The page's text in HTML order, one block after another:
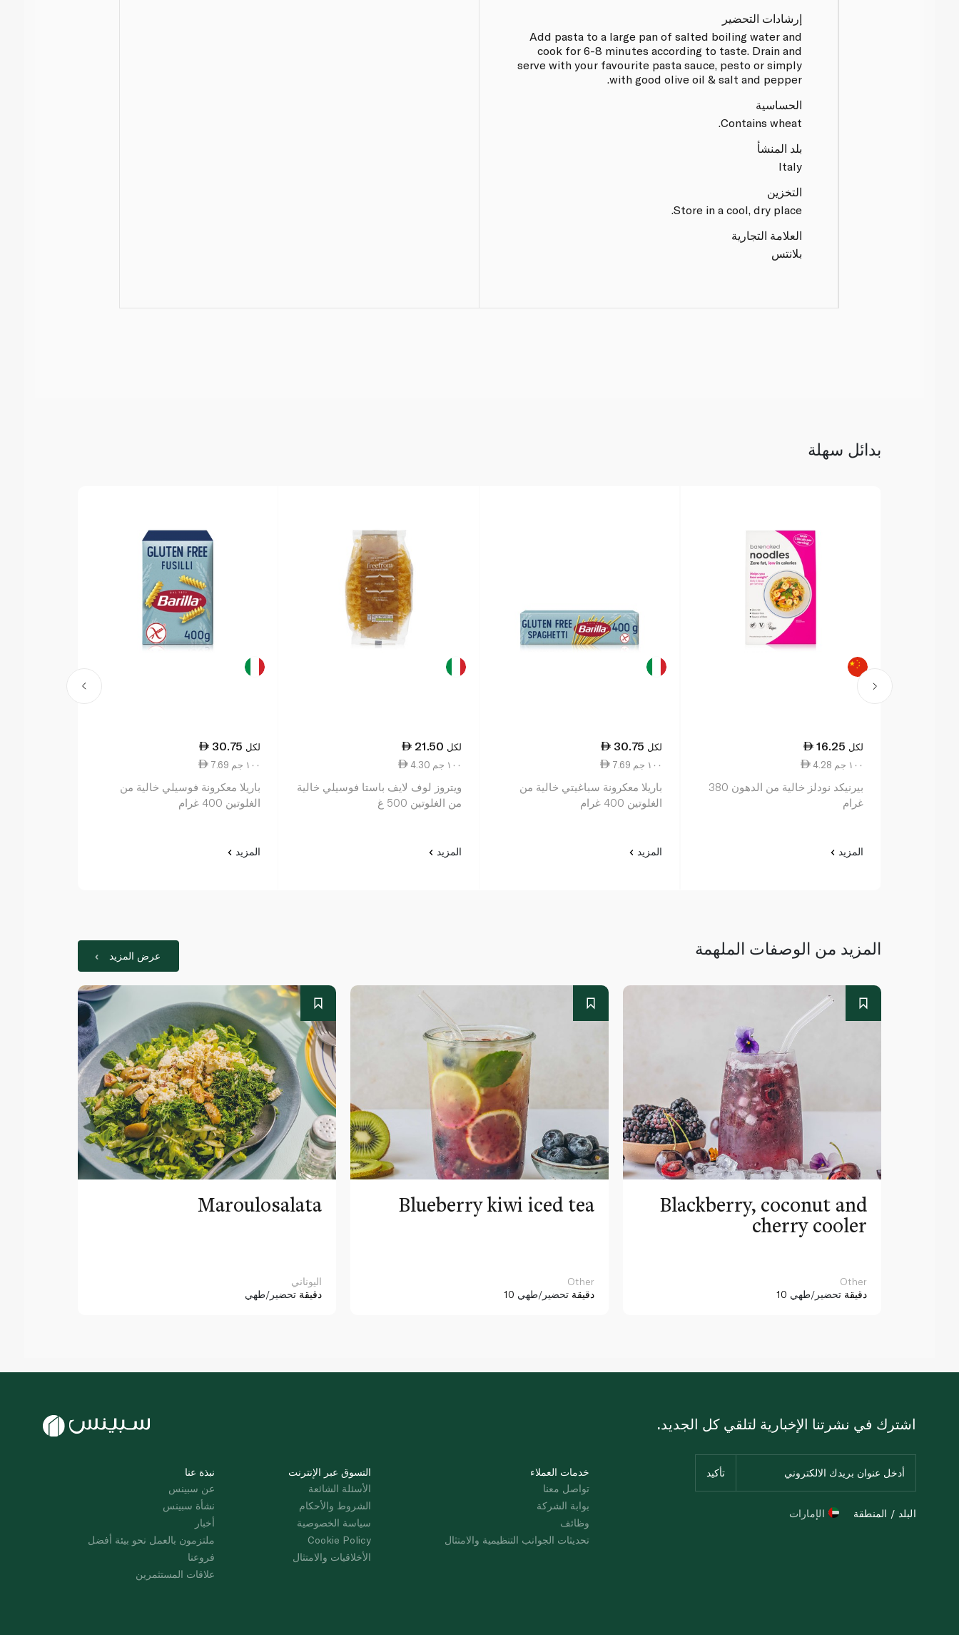
إرشادات التحضير
Add pasta to a large pan of salted boiling water and
cook for 6-8 minutes according to taste. Drain and
serve with your favourite pasta sauce, pesto or simply
with good olive oil & salt and pepper.
الحساسية
Contains wheat.
بلد المنشأ
Italy
التخزين
Store in a cool, dry place.
العلامة التجارية
بلانتس
بدائل سهلة
16.25 لكل
4.28 ١٠٠ جم
بيرنيكد نودلز خالية من الدهون 380
غرام
المزيد
30.75 لكل
7.69 ١٠٠ جم
باريلا معكرونة سباغيتي خالية من
الغلوتين 400 غرام
المزيد
21.50 لكل
4.30 ١٠٠ جم
ويتروز لوف لايف باستا فوسيلي خالية
من الغلوتين 500 غ
المزيد
30.75 لكل
7.69 ١٠٠ جم
باريلا معكرونة فوسيلي خالية من
الغلوتين 400 غرام
المزيد
المزيد من الوصفات الملهمة عرض المزيد
Maroulosalata
اليوناني
دقيقة تحضير/طهي
Blueberry kiwi iced tea
Other
10 دقيقة تحضير/طهي
Blackberry, coconut and
cherry cooler
Other
10 دقيقة تحضير/طهي
نبذة عنا
عن سبينس
نشأة سبينس
أخبار
ملتزمون بالعمل نحو بيئة أفضل
فروعنا
علاقات المستثمرين
التسوق عبر الإنترنت
الأسئلة الشائعة
الشروط والأحكام
سياسة الخصوصية
Cookie Policy
الأخلاقيات والامتثال
خدمات العملاء
تواصل معنا
بوابة الشركة
وظائف
تحديثات الجوانب التنظيمية والامتثال
اشترك في نشرتنا الإخبارية لتلقي كل الجديد.
البلد / المنطقة الإمارات